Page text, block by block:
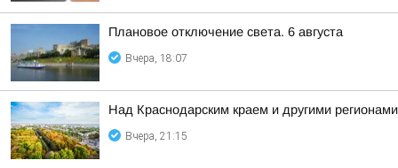
Плановое отключение света. 6 августа
Вчера, 18:07
Над Краснодарским краем и другими
Вчера, 21:15